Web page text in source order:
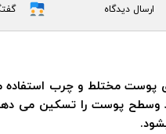
ارسال دیدگاه
پوست مختلط و چرب
وسطح پوست را تسکین می